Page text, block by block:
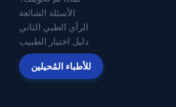
الأسئلة الشائعة
الرأي الطبي الثاني
دليل اختيار الطبيب
للأطباء المُحيلين